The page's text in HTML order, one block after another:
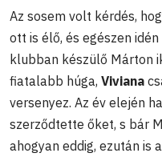
Az sosem volt kérdés,
ott is élő, és egészen
klubban készülő Márton
fiatalabb húga, Viviana
versenyez. Az év elején
szerződtette őket, s bár
ahogyan eddig, ezután is